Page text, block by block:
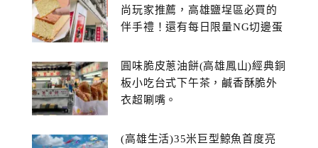
尚玩家推薦，高雄鹽埕區必買的
伴手禮！還有每日限量NG切邊蛋
圓味脆皮蔥油餅(高雄鳳山)經典銅
板小吃台式下午茶，鹹香酥脆外
衣超唰嘴。
(高雄生活)35米巨型鯨魚首度亮